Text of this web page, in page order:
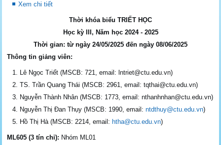
Xem chi tiết
Thời khóa biểu TRIẾT HỌC
Học kỳ III, Năm học 2024 - 2025
Thời gian: từ ngày 24/05/2025 đến ngày 08/06/2025
Thông tin giảng viên:
Lê Ngọc Triết (MSCB: 721, email: lntriet@ctu.edu.vn)
TS. Trần Quang Thái (MSCB: 2961, email: tqthai@ctu.edu.vn)
Nguyễn Thành Nhân (MSCB: 1773, email: nthanhnhan@ctu.edu.vn)
Nguyễn Thị Đan Thụy (MSCB: 1990, email:ntdthuy@ctu.edu.vn)
Hồ Thị Hà (MSCB: 2214, email: htha@ctu.edu.vn)
ML605 (3 tín chỉ): Nhóm ML01